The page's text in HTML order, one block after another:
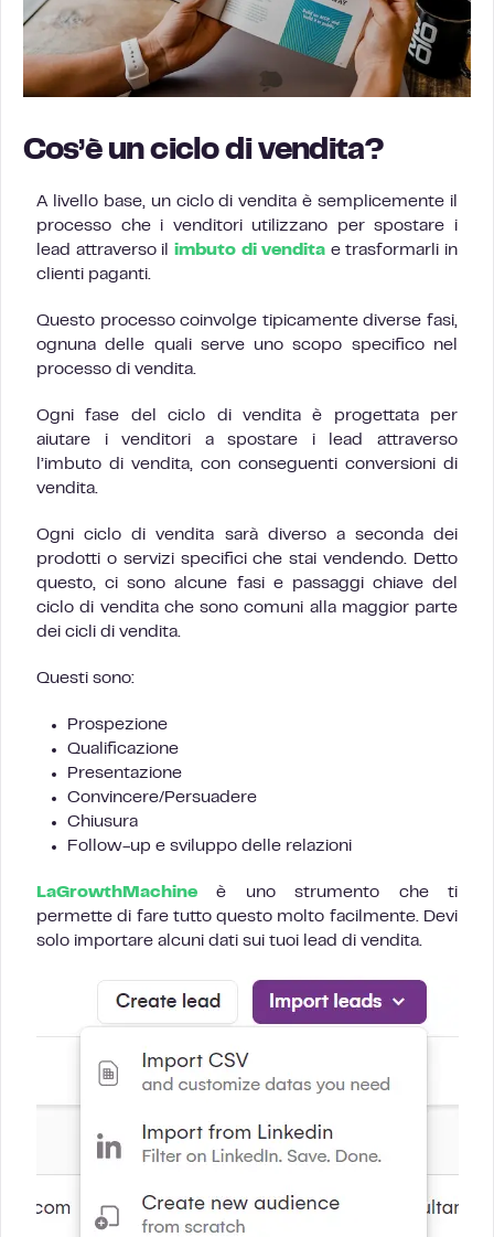
Cos’è un ciclo di vendita?
A livello base, un ciclo di vendita è semplicemente il
processo che i venditori utilizzano per spostare i
lead attraverso il imbuto di vendita e trasformarli in
clienti paganti.
Questo processo coinvolge tipicamente diverse fasi,
ognuna delle quali serve uno scopo specifico nel
processo di vendita.
Ogni fase del ciclo di vendita è progettata per
aiutare i venditori a spostare i lead attraverso
l’imbuto di vendita, con conseguenti conversioni di
vendita.
Ogni ciclo di vendita sarà diverso a seconda dei
prodotti o servizi specifici che stai vendendo. Detto
questo, ci sono alcune fasi e passaggi chiave del
ciclo di vendita che sono comuni alla maggior parte
dei cicli di vendita.
Questi sono:
Prospezione
Qualificazione
Presentazione
Convincere/Persuadere
Chiusura
Follow-up e sviluppo delle relazioni
LaGrowthMachine è uno strumento che ti
permette di fare tutto questo molto facilmente. Devi
solo importare alcuni dati sui tuoi lead di vendita.